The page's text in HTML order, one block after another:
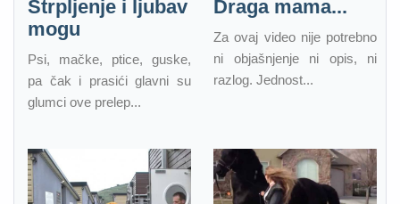
Strpljenje i ljubav
mogu
Psi, mačke, ptice, guske,
pa čak i prasići glavni su
glumci ove prelep...
Draga mama...
Za ovaj video nije potrebno
ni objašnjenje ni opis, ni
razlog. Jednost...